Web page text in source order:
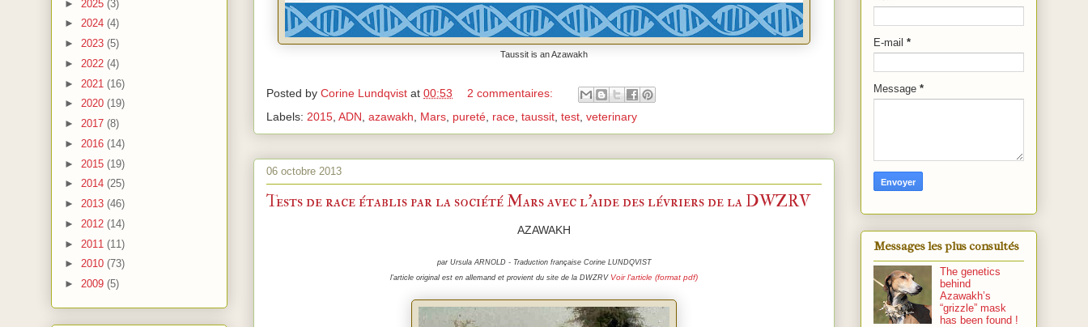
Taussit is an Azawakh
Posted by Corine Lundqvist at 00:53
2 commentaires:
Labels: 2015, ADN, azawakh, Mars, pureté, race, taussit, test, veterinary
06 octobre 2013
Tests de race établis par la société Mars avec l’aide des lévriers de la DWZRV
AZAWAKH
par Ursula ARNOLD - Traduction française Corine LUNDQVIST
l'article original est en allemand et provient du site de la DWZRV Voir l'article (format pdf)
► 2025 (3)
► 2024 (4)
► 2023 (5)
► 2022 (4)
► 2021 (16)
► 2020 (19)
► 2017 (8)
► 2016 (14)
► 2015 (19)
► 2014 (25)
► 2013 (46)
► 2012 (14)
► 2011 (11)
► 2010 (73)
► 2009 (5)
E-mail *
Message *
Messages les plus consultés
The genetics
behind
Azawakh’s
“grizzle” mask
has been found !